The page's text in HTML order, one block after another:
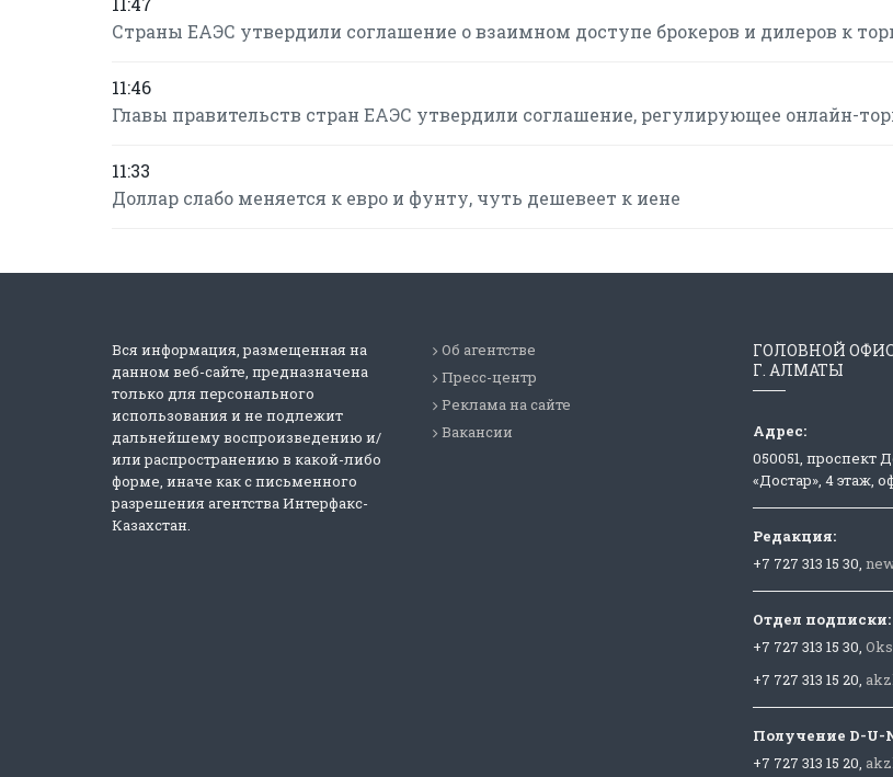
Страны ЕАЭС утвердили соглашение о взаимном доступе брокеров и дилеров к
11:46
Главы правительств стран ЕАЭС утвердили соглашение, регулирующее онлайн-
11:33
Доллар слабо меняется к евро и фунту, чуть дешевеет к иене
Вся информация, размещенная на
данном веб-сайте, предназначена
только для персонального
использования и не подлежит
дальнейшему воспроизведению и/
или распространению в какой-либо
форме, иначе как с письменного
разрешения агентства Интерфакс-
Казахстан.
Об агентстве
Пресс-центр
Реклама на сайте
Вакансии
ГОЛОВНОЙ
Г. АЛМАТЫ
Адрес:
050051, проспект
«Достар», 4 этаж,
Редакция:
+7 727 313 15 30,
Отдел подписки:
+7 727 313 15 30,
+7 727 313 15 20,
Получение D-U-
+7 727 313 15 20,